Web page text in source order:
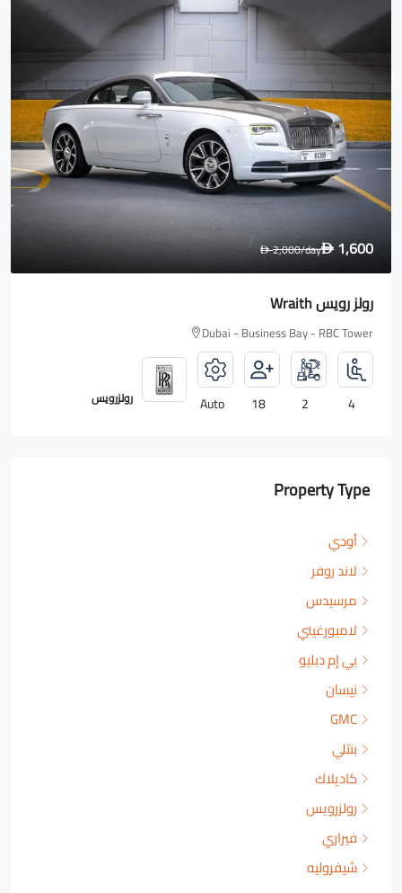
D 1,600
D2,000/day
رولز رويس Wraith
Dubai - Business Bay - RBC Tower
4
2
18
Auto رولزرويس
Property Type
أودي
لاند روفر
مرسيدس
لامبورغيني
بي إم دبليو
نيسان
GMC
بنتلي
كاديلاك
رولزرويس
فيراري
شيفروليه